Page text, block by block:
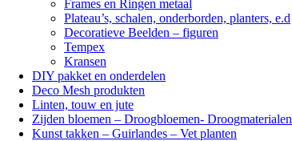
Frames en Ringen metaal
Plateau’s, schalen, onderborden, planters, e.d
Decoratieve Beelden – figuren
Tempex
Kransen
DIY pakket en onderdelen
Deco Mesh produkten
Linten, touw en jute
Zijden bloemen – Droogbloemen- Droogmaterialen
Kunst takken – Guirlandes – Vet planten